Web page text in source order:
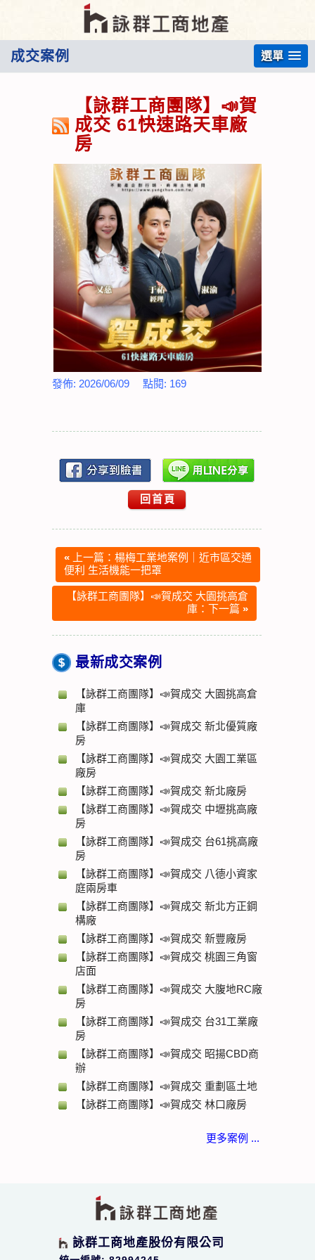
成交案例 選單
【詠群工商團隊】📣賀
成交 61快速路天車廠
房
發佈: 2026/06/09 點閱: 169
回首頁
« 上一篇：楊梅工業地案例｜近市區交通
便利 生活機能一把罩
【詠群工商團隊】📣賀成交 大園挑高倉
庫：下一篇 »
最新成交案例
【詠群工商團隊】📣賀成交 大園挑高倉
庫
【詠群工商團隊】📣賀成交 新北優質廠
房
【詠群工商團隊】📣賀成交 大園工業區
廠房
【詠群工商團隊】📣賀成交 新北廠房
【詠群工商團隊】📣賀成交 中壢挑高廠
房
【詠群工商團隊】📣賀成交 台61挑高廠
房
【詠群工商團隊】📣賀成交 八德小資家
庭兩房車
【詠群工商團隊】📣賀成交 新北方正鋼
構廠
【詠群工商團隊】📣賀成交 新豐廠房
【詠群工商團隊】📣賀成交 桃園三角窗
店面
【詠群工商團隊】📣賀成交 大腹地RC廠
房
【詠群工商團隊】📣賀成交 台31工業廠
房
【詠群工商團隊】📣賀成交 昭揚CBD商
辦
【詠群工商團隊】📣賀成交 重劃區土地
【詠群工商團隊】📣賀成交 林口廠房
更多案例 ...
詠群工商地產股份有限公司